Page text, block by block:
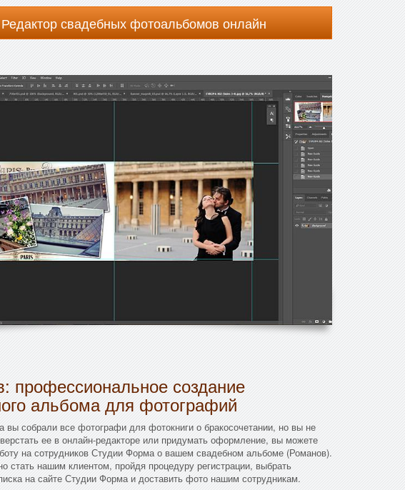
Редактор свадебных фотоальбомов онлайн
профессиональное создание
альбома для фотографий
вы собрали все фотографи для фотокниги о бракосочетании, но вы не
ее в онлайн-редакторе или придумать оформление, вы можете
на сотрудников Студии Форма о вашем свадебном альбоме (Романов).
стать нашим клиентом, пройдя процедуру регистрации, выбрать
на сайте Студии Форма и доставить фото нашим сотрудникам.